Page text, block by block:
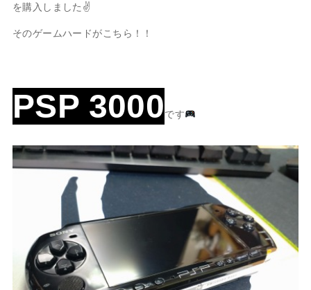
を購入しました✌
そのゲームハードがこちら！！
PSP 3000です